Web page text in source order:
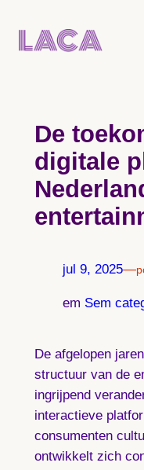
para
De
digitale
jul 9, 2025—
em Sem
De afgelopen
structuur van de
ingrijpend
interactieve
consumenten
ontwikkelt zich